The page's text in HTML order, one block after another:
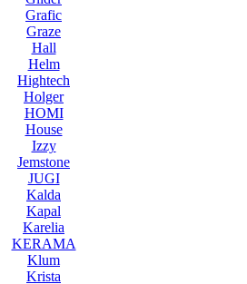
Grafic
Graze
Hall
Helm
Hightech
Holger
HOMI
House
Izzy
Jemstone
JUGI
Kalda
Kapal
Karelia
KERAMA
Klum
Krista